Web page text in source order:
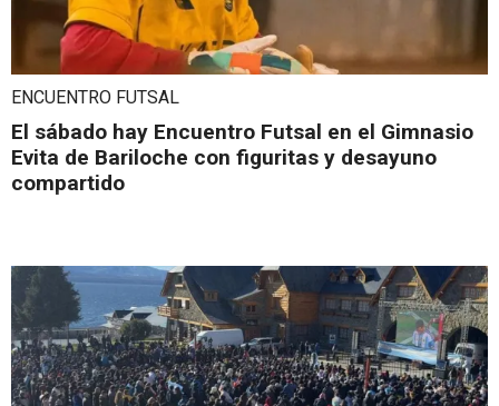
ENCUENTRO FUTSAL
El sábado hay Encuentro Futsal en el Gimnasio
Evita de Bariloche con figuritas y desayuno
compartido